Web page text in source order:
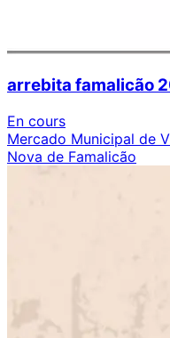
arrebita famalicão
En cours
Mercado Municipal de
Nova de Famalicão